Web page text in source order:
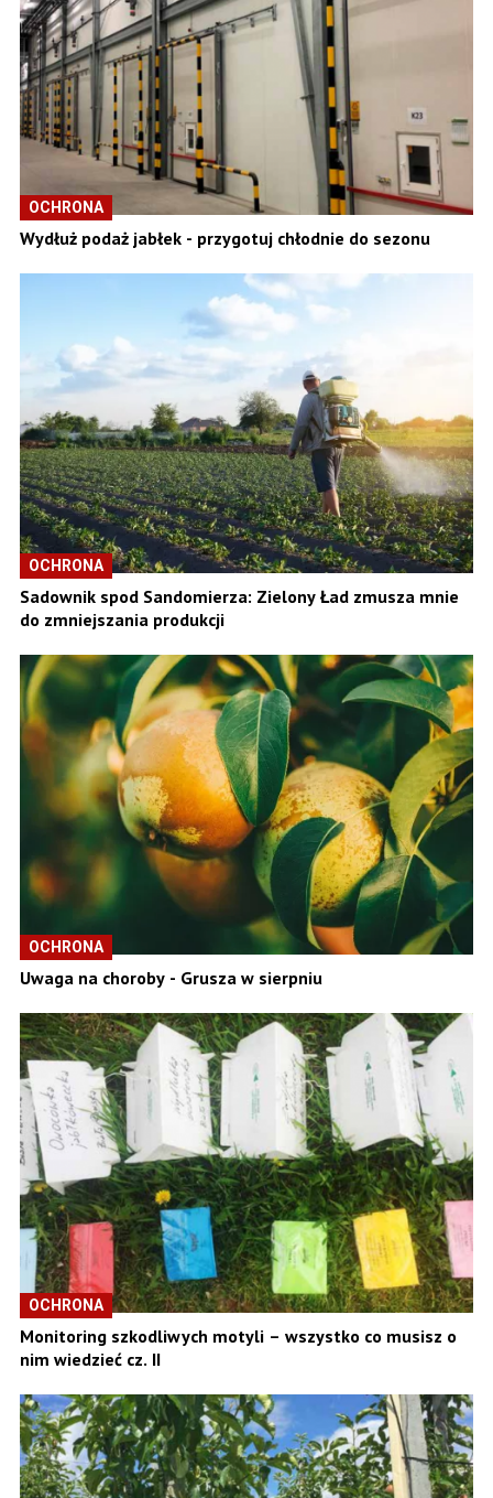
OCHRONA
Wydłuż podaż jabłek - przygotuj chłodnie do sezonu
OCHRONA
Sadownik spod Sandomierza: Zielony Ład zmusza mnie
do zmniejszania produkcji
OCHRONA
Uwaga na choroby - Grusza w sierpniu
OCHRONA
Monitoring szkodliwych motyli – wszystko co musisz o
nim wiedzieć cz. II